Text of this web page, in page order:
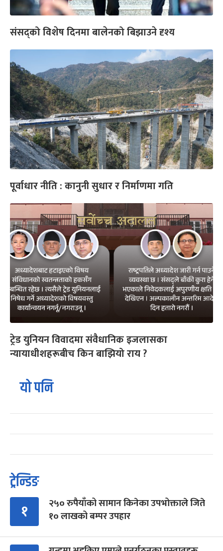
संसद्को विशेष दिनमा बालेनको बिझाउने दृश्य
पूर्वाधार नीति : कानुनी सुधार र निर्माणमा गति
ट्रेड युनियन विवादमा संवैधानिक इजलासका
न्यायाधीशहरूबीच किन बाझियो राय ?
यो पनि
ट्रेन्डिङ
१
२५० रुपैयाँको सामान किनेका उपभोक्ताले जिते
१० लाखको बम्पर उपहार